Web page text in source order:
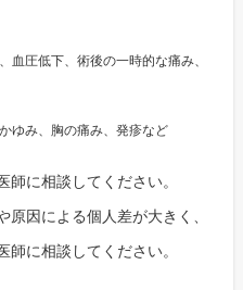
血圧低下、術後の一時的な痛み、
ゆみ、胸の痛み、発疹など
に相談してください。
因による個人差が大きく、
に相談してください。